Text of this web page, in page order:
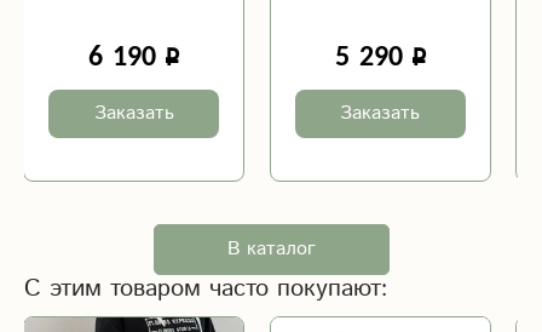
6 190
Заказать
5 290
Заказать
В каталог
С этим товаром часто покупают: